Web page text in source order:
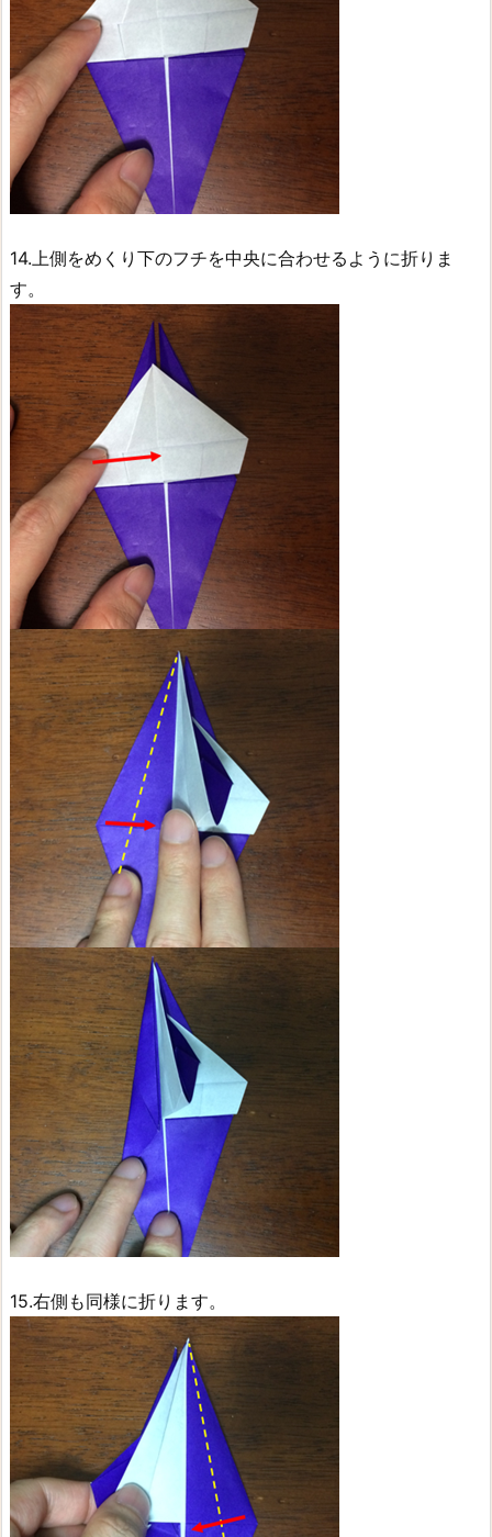
14.上側をめくり下のフチを中央に合わせるように折りま
す。
15.右側も同様に折ります。